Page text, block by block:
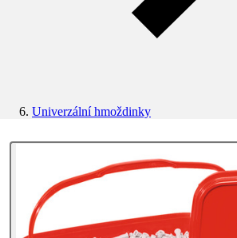
Univerzální hmoždinky